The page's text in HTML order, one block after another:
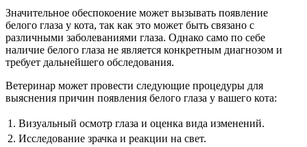
Значительное обеспокоение может вызывать появление
белого глаза у кота, так как это может быть связано с
различными заболеваниями глаза. Однако само по себе
наличие белого глаза не является конкретным диагнозом и
требует дальнейшего обследования.
Ветеринар может провести следующие процедуры для
выяснения причин появления белого глаза у вашего кота:
1. Визуальный осмотр глаза и оценка вида изменений.
2. Исследование зрачка и реакции на свет.